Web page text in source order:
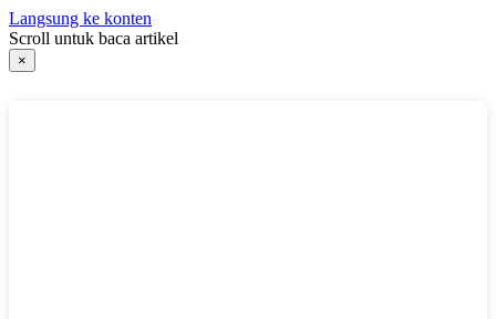
Langsung ke konten
Scroll untuk baca artikel
×